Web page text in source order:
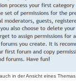
in der Ansicht eines Themas.